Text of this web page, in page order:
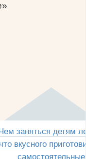
заняться детям
что вкусного
самостоятельные